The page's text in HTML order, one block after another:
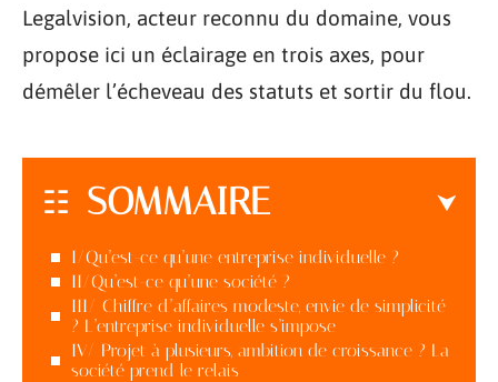
Legalvision, acteur reconnu du domaine, vous
propose ici un éclairage en trois axes, pour
démêler l’écheveau des statuts et sortir du flou.
SOMMAIRE
I/Qu’est-ce qu’une entreprise individuelle ?
II/Qu’est-ce qu’une société ?
III/ Chiffre d’affaires modeste, envie de simplicité
? L’entreprise individuelle s’impose
IV/ Projet à plusieurs, ambition de croissance ? La
société prend le relais